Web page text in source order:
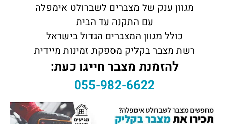
מגוון ענק של מצברים לשברולט אימפלה
עם התקנה עד הבית
כולל מגוון המצברים הגדול בישראל
רשת מצבר בקליק מספקת זמינות מיידית
להזמנת מצבר חייגו כעת:
055-982-6622